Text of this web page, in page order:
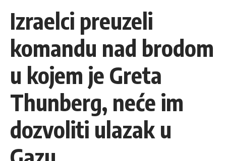
Izraelci preuzeli
komandu nad brodom
u kojem je Greta
Thunberg, neće im
dozvoliti ulazak u